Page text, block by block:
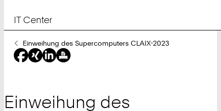
IT Center
Sie
sind
hier:
Einweihung des Supercomputers CLAIX-2023
Einweihung des